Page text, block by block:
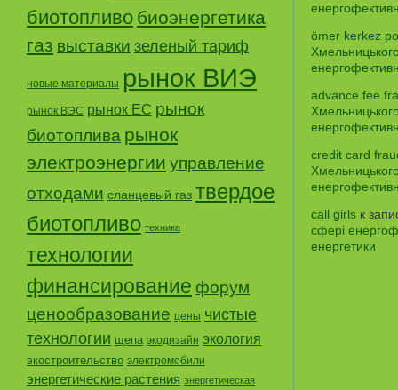
биотопливо биоэнергетика
газ выставки зеленый тариф
новые материалы рынок ВИЭ
рынок ВЭС рынок ЕС рынок
биотоплива рынок
электроэнергии управление
отходами сланцевый газ твердое
биотопливо техника
технологии
финансирование форум
ценообразование цены чистые
технологии щепа экодизайн экология
экостроительство электромобили
энергетические растения энергетическая
ömer kerkez
advance fee
credit card
call girls к
сфері
енергетики